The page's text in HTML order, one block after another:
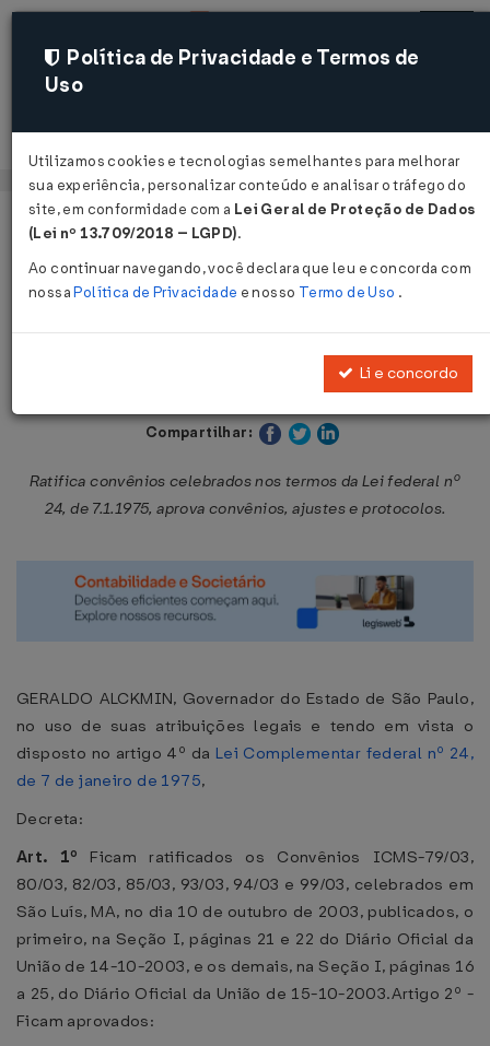
Acessar
Página Inicial Legislações
Decreto nº 48.187 de 28/10/2003
Publicado no DOE - SP em 29 out 2003
Compartilhar:
Ratifica convênios celebrados nos termos da Lei federal nº
24, de 7.1.1975, aprova convênios, ajustes e protocolos.
GERALDO ALCKMIN, Governador do Estado de São Paulo,
no uso de suas atribuições legais e tendo em vista o
disposto no artigo 4º da Lei Complementar federal nº 24,
de 7 de janeiro de 1975,
Decreta:
Art. 1º Ficam ratificados os Convênios ICMS-79/03,
80/03, 82/03, 85/03, 93/03, 94/03 e 99/03, celebrados em
São Luís, MA, no dia 10 de outubro de 2003, publicados, o
primeiro, na Seção I, páginas 21 e 22 do Diário Oficial da
União de 14-10-2003, e os demais, na Seção I, páginas 16
a 25, do Diário Oficial da União de 15-10-2003.Artigo 2º -
Ficam aprovados:
Política de Privacidade e Termos de
Uso
Utilizamos cookies e tecnologias semelhantes para melhorar
sua experiência, personalizar conteúdo e analisar o tráfego do
site, em conformidade com a Lei Geral de Proteção de Dados
(Lei nº 13.709/2018 – LGPD).
Ao continuar navegando, você declara que leu e concorda com
nossaPolítica de Privacidade e nosso Termo de Uso .
Li e concordo